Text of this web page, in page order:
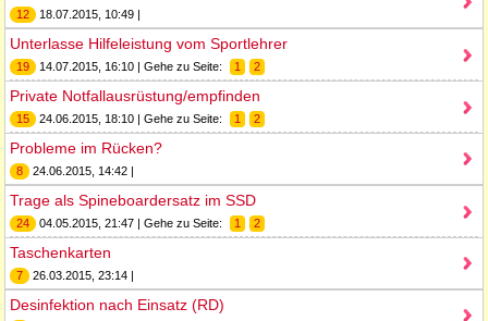
12 18.07.2015, 10:49 |
Unterlasse Hilfeleistung vom Sportlehrer
19 14.07.2015, 16:10 | Gehe zu Seite: 1 2
Private Notfallausrüstung/empfinden
15 24.06.2015, 18:10 | Gehe zu Seite: 1 2
Probleme im Rücken?
8 24.06.2015, 14:42 |
Trage als Spineboardersatz im SSD
24 04.05.2015, 21:47 | Gehe zu Seite: 1 2
Taschenkarten
7 26.03.2015, 23:14 |
Desinfektion nach Einsatz (RD)